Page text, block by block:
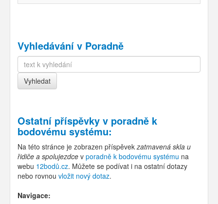
Vyhledávání v Poradně
Ostatní příspěvky v poradně k
bodovému systému:
Na této stránce je zobrazen příspěvek zatmavená skla u
řidiče a spolujezdce v poradně k bodovému systému na
webu 12bodů.cz. Můžete se podívat i na ostatní dotazy
nebo rovnou vložit nový dotaz.
Navigace: